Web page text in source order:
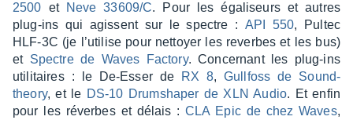
2500 et Neve 33609/C. Pour les égali­seurs et autres
plug-ins qui agissent sur le spectre : API 550,
Pultec
HLF-3C (je l’uti­lise pour nettoyer les reverbes et les bus)
et Spectre de Waves Factory. Concer­nant les plug-ins
utili­taires :
le De-Esser de RX 8,Gull­foss de Sound­
theory, et le DS-10 Drum­sha­per de XLN Audio. Et enfin
pour les réverbes et délais :CLA Epic de chez Waves,